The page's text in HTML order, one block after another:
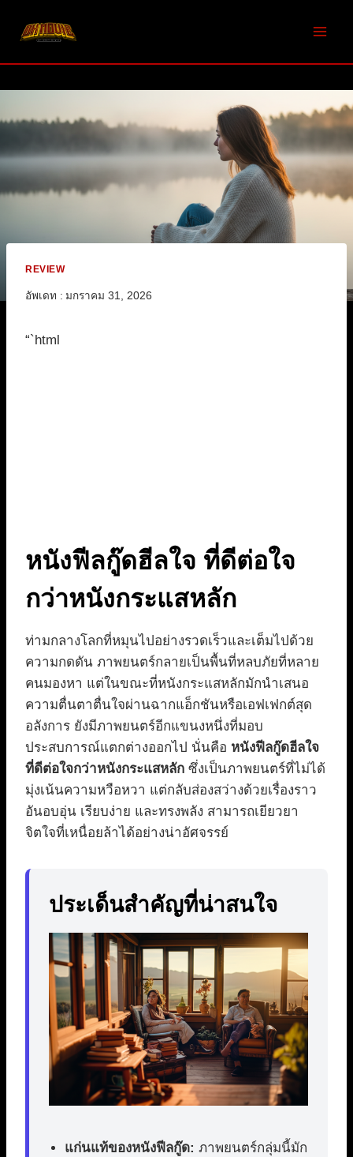
REVIEW
อัพเดท : มกราคม 31, 2026
“`html
หนังฟีลกู๊ดฮีลใจ ที่ดีต่อใจ
กว่าหนังกระแสหลัก
ท่ามกลางโลกที่หมุนไปอย่างรวดเร็วและเต็มไปด้วย
ความกดดัน ภาพยนตร์กลายเป็นพื้นที่หลบภัยที่หลาย
คนมองหา แต่ในขณะที่หนังกระแสหลักมักนำเสนอ
ความตื่นตาตื่นใจผ่านฉากแอ็กชันหรือเอฟเฟกต์สุด
อลังการ ยังมีภาพยนตร์อีกแขนงหนึ่งที่มอบ
ประสบการณ์แตกต่างออกไป นั่นคือ หนังฟีลกู๊ดฮีลใจ
ที่ดีต่อใจกว่าหนังกระแสหลัก ซึ่งเป็นภาพยนตร์ที่ไม่ได้
มุ่งเน้นความหวือหวา แต่กลับส่องสว่างด้วยเรื่องราว
อันอบอุ่น เรียบง่าย และทรงพลัง สามารถเยียวยา
จิตใจที่เหนื่อยล้าได้อย่างน่าอัศจรรย์
ประเด็นสำคัญที่น่าสนใจ
แก่นแท้ของหนังฟีลกู๊ด: ภาพยนตร์กลุ่มนี้มัก